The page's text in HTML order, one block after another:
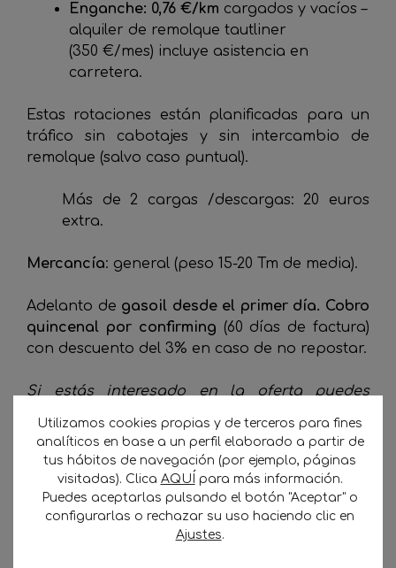
Enganche: 0,76 €/km cargados y vacíos –
alquiler de remolque tautliner
(350 €/mes) incluye asistencia en
carretera.
Estas rotaciones están planificadas para un
tráfico sin cabotajes y sin intercambio de
remolque (salvo caso puntual).
Más de 2 cargas /descargas: 20 euros
extra.
Mercancía: general (peso 15-20 Tm de media).
Adelanto de gasoil desde el primer día. Cobro
quincenal por confirming (60 días de factura)
con descuento del 3% en caso de no repostar.
Si estás interesado en la oferta puedes
contactamos contigo por teléfono rellenando
el siguiente formulario:
No se ha encontrado ningún campo.
CONTACTO CON CARGADORAS ↵
Utilizamos cookies propias y de terceros para fines
analíticos en base a un perfil elaborado a partir de
tus hábitos de navegación (por ejemplo, páginas
visitadas). Clica AQUÍ para más información.
Puedes aceptarlas pulsando el botón "Aceptar" o
configurarlas o rechazar su uso haciendo clic en
Ajustes.